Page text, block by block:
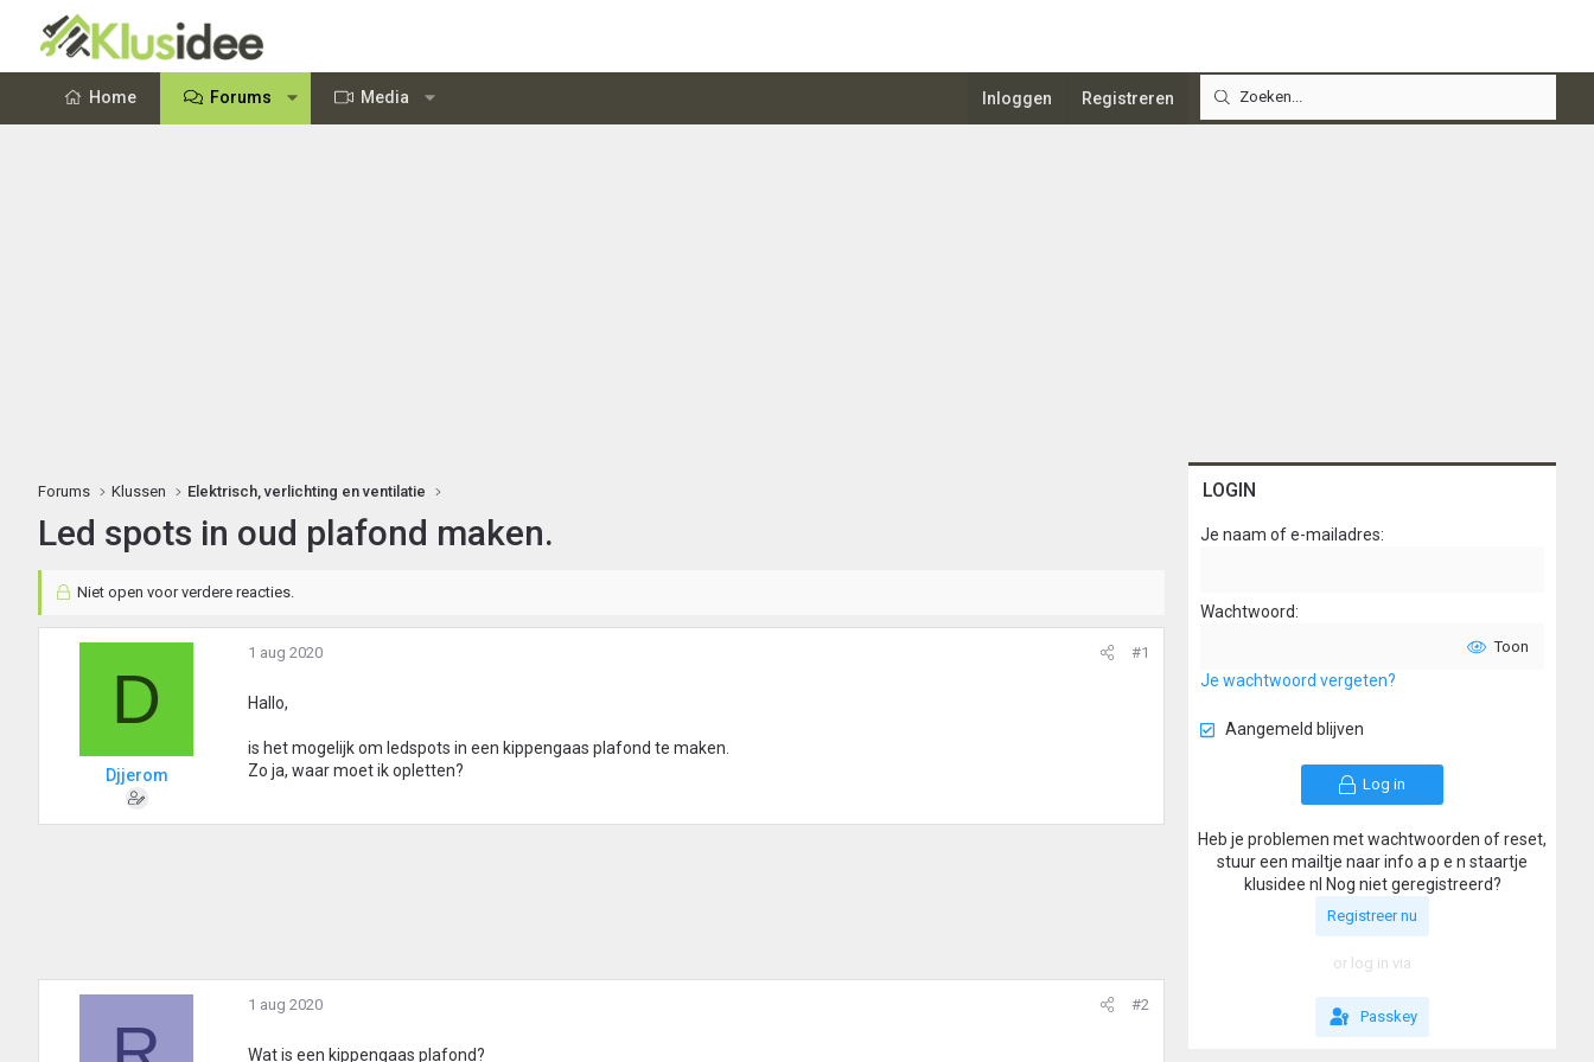
Home Forums Media Inloggen Registreren
Forums Klussen Elektrisch, verlichting en ventilatie
Led spots in oud plafond maken.
Niet open voor verdere reacties.
D
Djjerom
1 aug 2020 #1
Hallo,
is het mogelijk om ledspots in een kippengaas plafond te maken.
Zo ja, waar moet ik opletten?
1 aug 2020 #2
Wat is een kippengaas plafond?
LOGIN
Je naam of e-mailadres
Wachtwoord
Toon
Je wachtwoord vergeten?
Aangemeld blijven
Log in
Heb je problemen met wachtwoorden of reset,
stuur een mailtje naar info a p e n staartje
klusidee nl Nog niet geregistreerd?
Registreer nu
or log in via
Passkey